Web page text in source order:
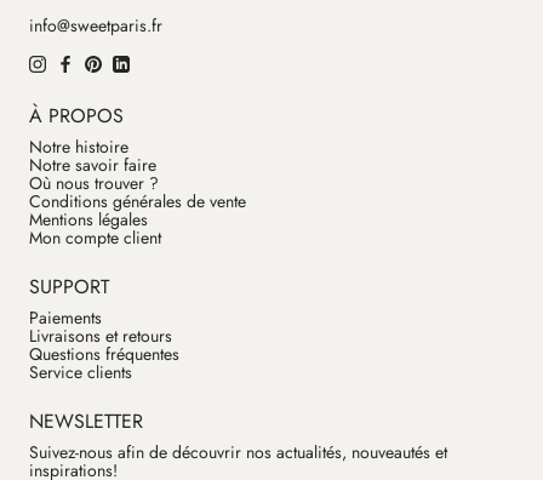
info@sweetparis.fr
À PROPOS
Notre histoire
Notre savoir faire
Où nous trouver ?
Conditions générales de vente
Mentions légales
Mon compte client
SUPPORT
Paiements
Livraisons et retours
Questions fréquentes
Service clients
NEWSLETTER
Suivez-nous afin de découvrir nos actualités, nouveautés et
inspirations!